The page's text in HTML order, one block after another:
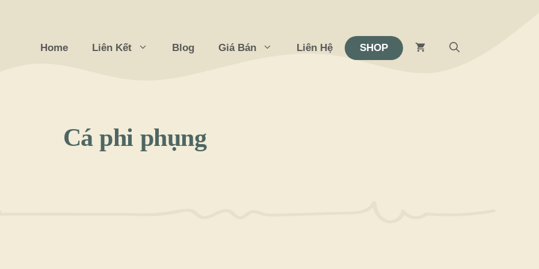
Home Liên Kết Blog Giá Bán Liên Hệ SHOP
Cá phi phụng